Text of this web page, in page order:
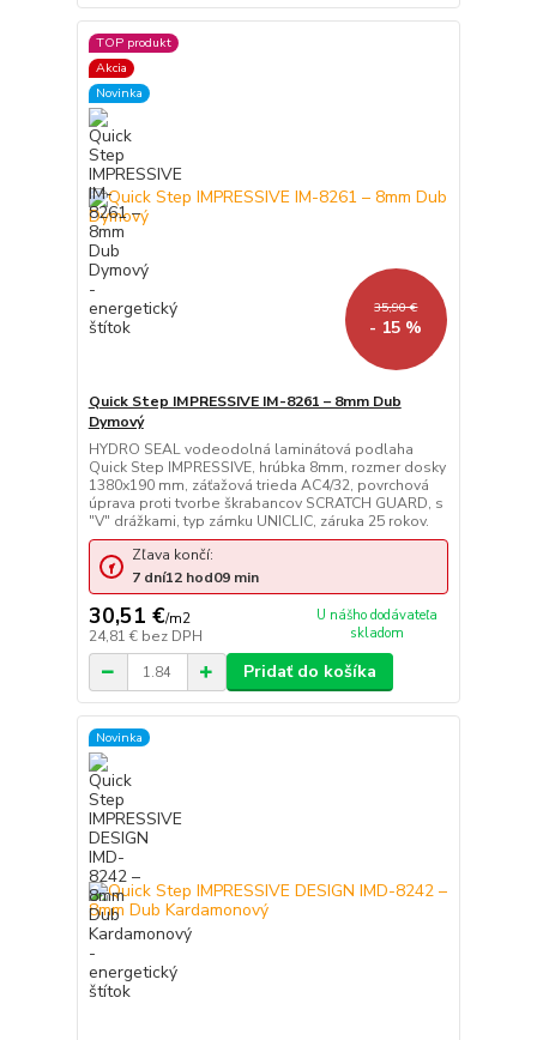
TOP produkt
Akcia
Novinka
35,90 €
- 15 %
Quick Step IMPRESSIVE IM-8261 – 8mm Dub
Dymový
HYDRO SEAL vodeodolná laminátová podlaha
Quick Step IMPRESSIVE, hrúbka 8mm, rozmer dosky
1380x190 mm, záťažová trieda AC4/32, povrchová
úprava proti tvorbe škrabancov SCRATCH GUARD, s
"V" drážkami, typ zámku UNICLIC, záruka 25 rokov.
30,51 €/m2
24,81 € bez DPH
U nášho dodávateľa
skladom
Zľava končí:
7 dní12 hod09 min
Pridať do košíka
Novinka